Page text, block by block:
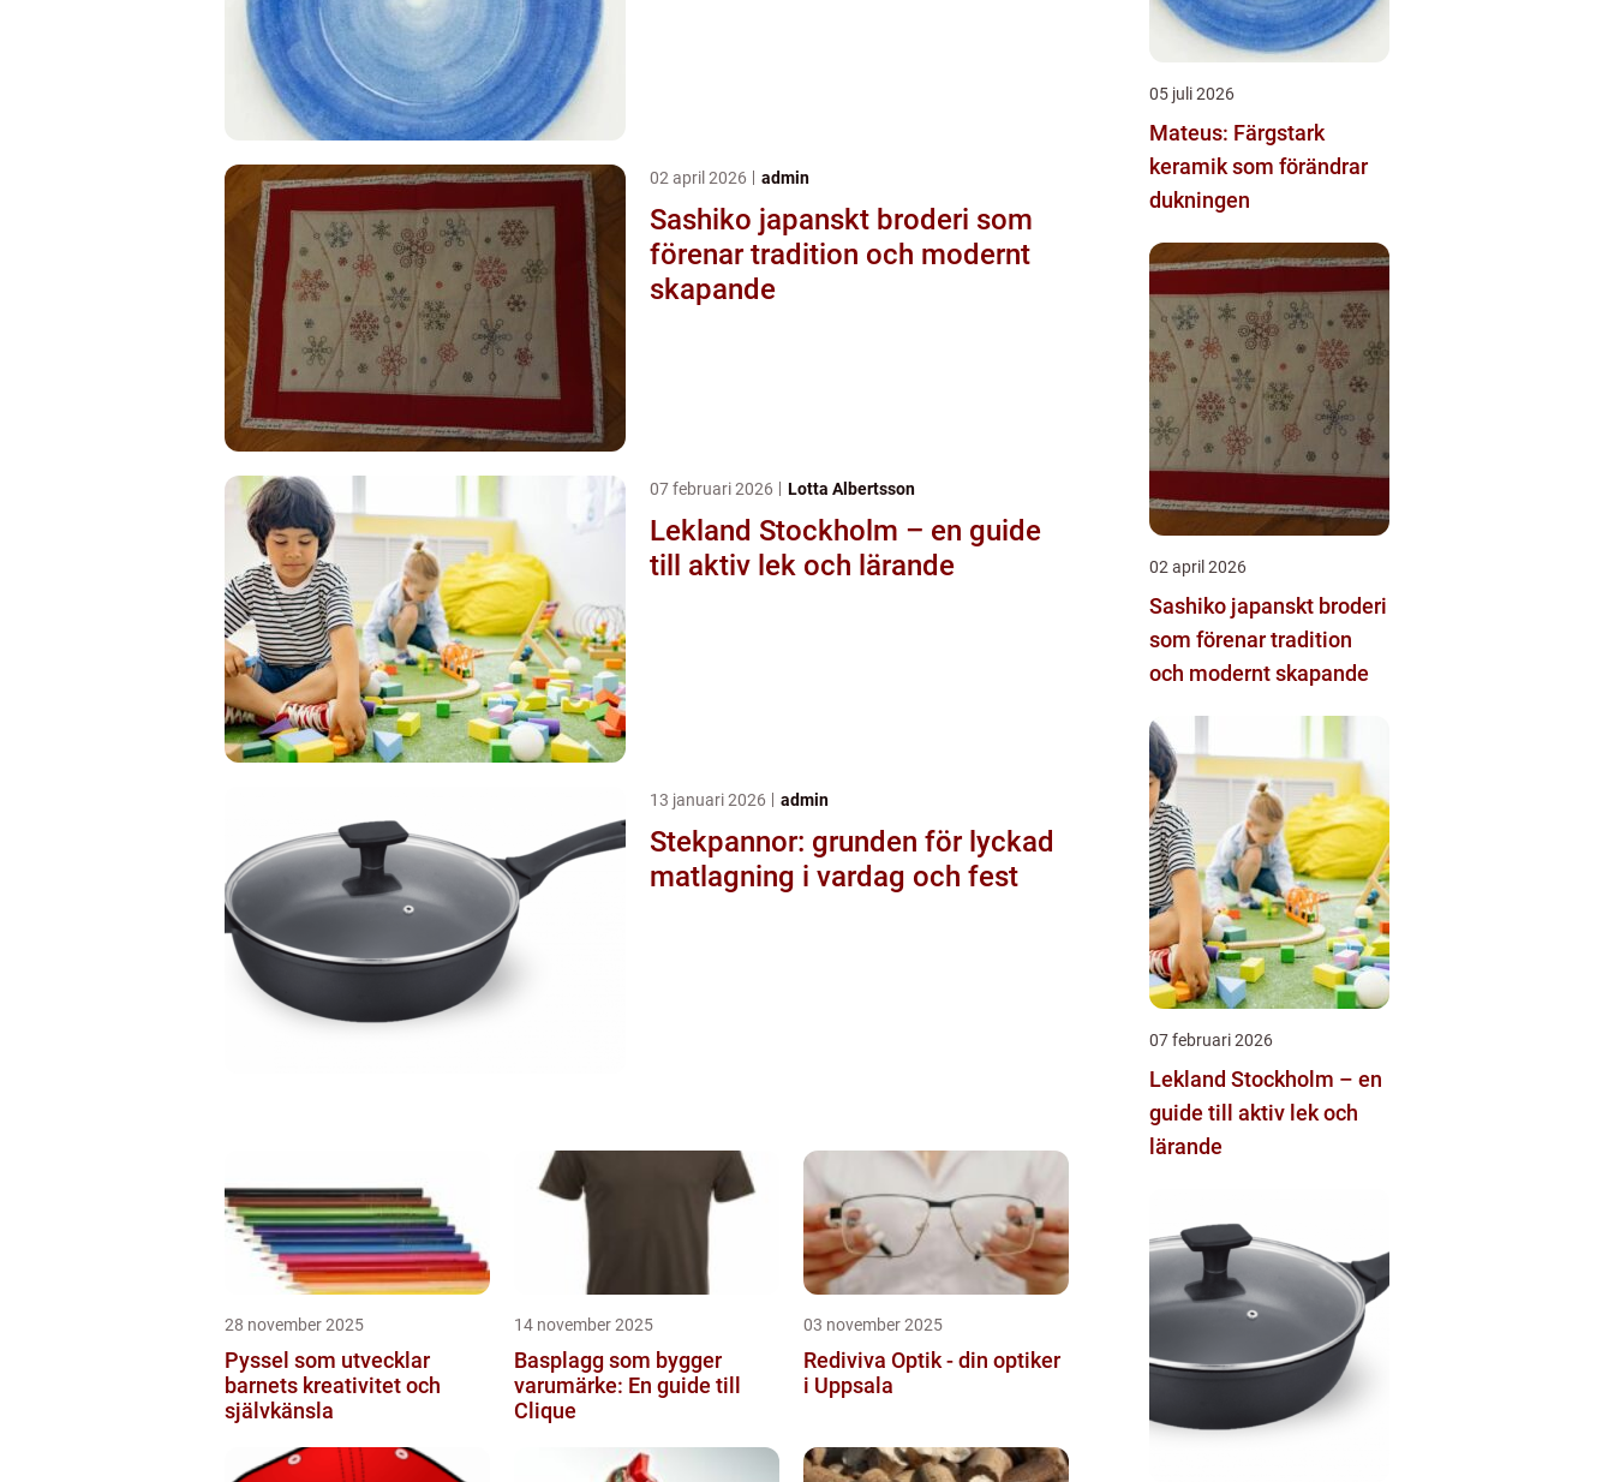
02 april 2026 admin
Sashiko japanskt broderi som
förenar tradition och modernt
skapande
07 februari 2026 Lotta Albertsson
Lekland Stockholm – en guide
till aktiv lek och lärande
13 januari 2026 admin
Stekpannor: grunden för lyckad
matlagning i vardag och fest
28 november 2025
Pyssel som utvecklar
barnets kreativitet och
självkänsla
14 november 2025
Basplagg som bygger
varumärke: En guide till
Clique
03 november 2025
Rediviva Optik - din optiker
i Uppsala
05 juli 2026
Mateus: Färgstark
keramik som förändrar
dukningen
02 april 2026
Sashiko japanskt broderi
som förenar tradition
och modernt skapande
07 februari 2026
Lekland Stockholm – en
guide till aktiv lek och
lärande